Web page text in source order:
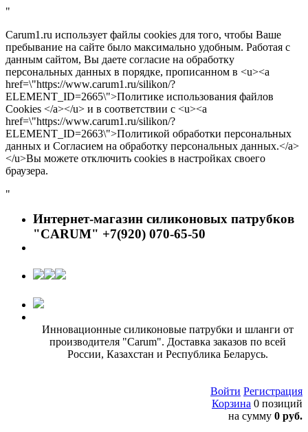
"
Carum1.ru использует файлы cookies для того, чтобы Ваше
пребывание на сайте было максимально удобным. Работая с
данным сайтом, Вы даете согласие на обработку
персональных данных в порядке, прописанном в <u><a
href=\"https://www.carum1.ru/silikon/?
ELEMENT_ID=2665\">Политике использования файлов
Cookies </a></u> и в соответствии с <u><a
href=\"https://www.carum1.ru/silikon/?
ELEMENT_ID=2663\">Политикой обработки персональных
данных и Согласием на обработку персональных данных.</a>
</u>Вы можете отключить cookies в настройках своего
браузера.
"
Интернет-магазин силиконовых патрубков
"CARUM" +7(920) 070-65-50
Инновационные силиконовые патрубки и шланги от
производителя "Carum". Доставка заказов по всей
России, Казахстан и Республика Беларусь.
Войти Регистрация
Корзина 0 позиций
на сумму 0 руб.